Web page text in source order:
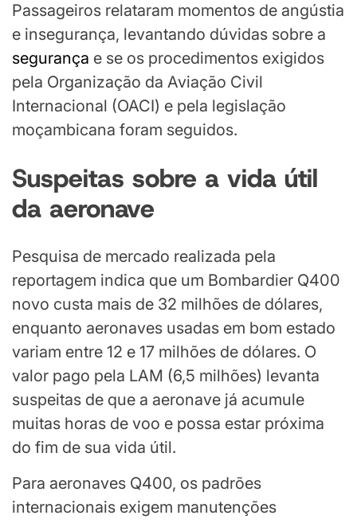
Passageiros relataram momentos de angústia
e insegurança, levantando dúvidas sobre a
segurança e se os procedimentos exigidos
pela Organização da Aviação Civil
Internacional (OACI) e pela legislação
moçambicana foram seguidos.
Suspeitas sobre a vida útil
da aeronave
Pesquisa de mercado realizada pela
reportagem indica que um Bombardier Q400
novo custa mais de 32 milhões de dólares,
enquanto aeronaves usadas em bom estado
variam entre 12 e 17 milhões de dólares. O
valor pago pela LAM (6,5 milhões) levanta
suspeitas de que a aeronave já acumule
muitas horas de voo e possa estar próxima
do fim de sua vida útil.
Para aeronaves Q400, os padrões
internacionais exigem manutenções